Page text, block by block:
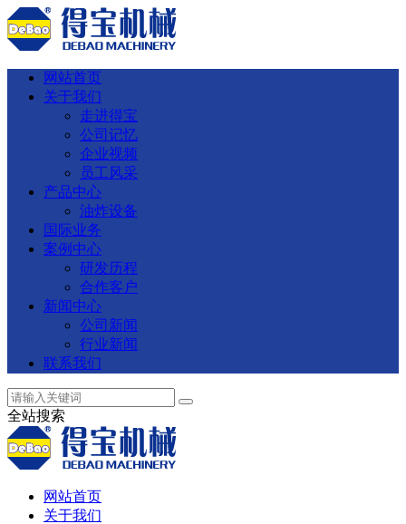
网站首页
关于我们
走进得宝
公司记忆
企业视频
员工风采
产品中心
油炸设备
国际业务
案例中心
研发历程
合作客户
新闻中心
公司新闻
行业新闻
联系我们
全站搜索
网站首页
关于我们